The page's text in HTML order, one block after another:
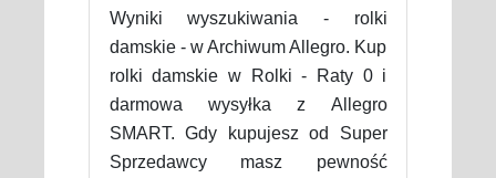
Wyniki wyszukiwania - rolki
damskie - w Archiwum Allegro. Kup
rolki damskie w Rolki - Raty 0 i
darmowa wysyłka z Allegro
SMART. Gdy kupujesz od Super
Sprzedawcy masz pewność